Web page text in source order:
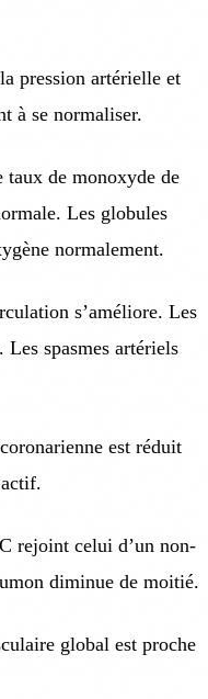
pression artérielle et
à se normaliser.
taux de monoxyde de
Les globules
normalement.
s’améliore. Les
spasmes artériels
est réduit
rejoint celui d’un non-
diminue de moitié.
global est proche